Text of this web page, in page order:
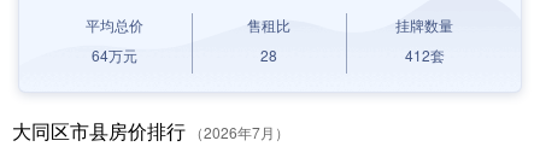
平均总价
64万元
售租比
28
挂牌数量
412套
大同区市县房价排行 （2026年7月）